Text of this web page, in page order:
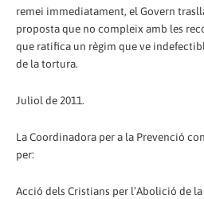
remei immediatament, el Govern
proposta que no compleix amb les
que ratifica un règim que ve
de la tortura.
Juliol de 2011.
La Coordinadora per a la Prevenció
per:
Acció dels Cristians per l’Abolició de la